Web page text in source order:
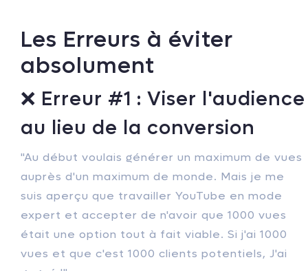
Les Erreurs à éviter
absolument
❌ Erreur #1 : Viser l'audience
au lieu de la conversion
"Au début voulais générer un maximum de vues
auprès d'un maximum de monde. Mais je me
suis aperçu que travailler YouTube en mode
expert et accepter de n'avoir que 1000 vues
était une option tout à fait viable. Si j'ai 1000
vues et que c'est 1000 clients potentiels, J'ai